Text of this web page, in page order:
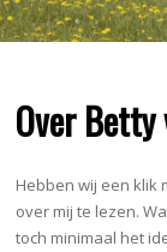
Over
Hebben wij een klik
over mij te lezen.
toch minimaal het